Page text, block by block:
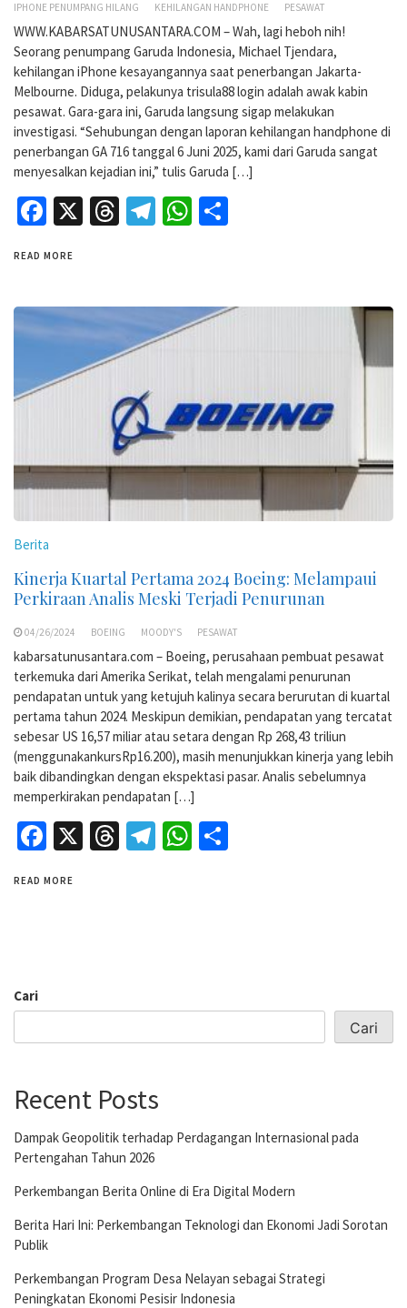
IPHONE PENUMPANG HILANG
KEHILANGAN HANDPHONE PESAWAT
WWW.KABARSATUNUSANTARA.COM – Wah, lagi heboh nih!
Seorang penumpang Garuda Indonesia, Michael Tjendara,
kehilangan iPhone kesayangannya saat penerbangan Jakarta-
Melbourne. Diduga, pelakunya trisula88 login adalah awak kabin
pesawat. Gara-gara ini, Garuda langsung sigap melakukan
investigasi. “Sehubungan dengan laporan kehilangan handphone di
penerbangan GA 716 tanggal 6 Juni 2025, kami dari Garuda sangat
menyesalkan kejadian ini,” tulis Garuda […]
Facebook
X Threads
Telegram
WhatsApp
READ MORE
Berita
Kinerja Kuartal Pertama 2024 Boeing: Melampaui
Perkiraan Analis Meski Terjadi Penurunan
04/26/2024 BOEING MOODY'S PESAWAT
kabarsatunusantara.com – Boeing, perusahaan pembuat pesawat
terkemuka dari Amerika Serikat, telah mengalami penurunan
pendapatan untuk yang ketujuh kalinya secara berurutan di kuartal
pertama tahun 2024. Meskipun demikian, pendapatan yang tercatat
sebesar US 16,57 miliar atau setara dengan Rp 268,43 triliun
(menggunakankursRp16.200), masih menunjukkan kinerja yang lebih
baik dibandingkan dengan ekspektasi pasar. Analis sebelumnya
memperkirakan pendapatan […]
Facebook
X Threads
Telegram
WhatsApp
READ MORE
Cari
Cari
Recent Posts
Dampak Geopolitik terhadap Perdagangan Internasional pada
Pertengahan Tahun 2026
Perkembangan Berita Online di Era Digital Modern
Berita Hari Ini: Perkembangan Teknologi dan Ekonomi Jadi Sorotan
Publik
Perkembangan Program Desa Nelayan sebagai Strategi
Peningkatan Ekonomi Pesisir Indonesia